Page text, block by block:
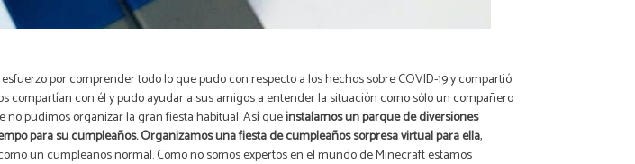
por comprender todo lo que pudo con respecto a los hechos sobre COVID-19 y compartió
con él y pudo ayudar a sus amigos a entender la situación como sólo un compañero
pudimos organizar la gran fiesta habitual. Así queinstalamos un parque de diversiones
para su cumpleaños. Organizamos una fiesta de cumpleaños sorpresa virtual para ella,
un cumpleaños normal. Como no somos expertos en el mundo de Minecraft estamos